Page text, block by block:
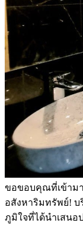
ขอขอบคุณที่เข้ามา
อสังหาริมทรัพย์! บ
ภูมิใจที่ได้นำเสน